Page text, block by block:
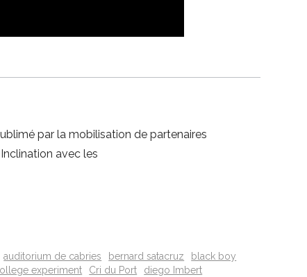
par la mobilisation de partenaires
avec les
auditorium de cabries bernard satacruz
black boy
experiment Cri du Port
diego Imbert